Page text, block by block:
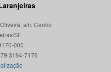
s/n, Centro
SE
000